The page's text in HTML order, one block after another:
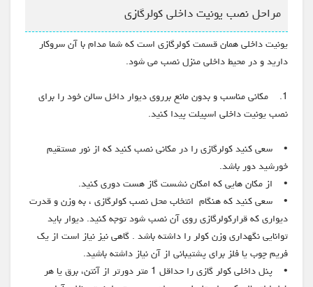
مراحل نصب یونیت داخلی کولرگازی
یونیت داخلی همان قسمت کولرگازی است که شما مدام با آن سروکار
دارید و در محیط داخلی منزل نصب می شود.
1. مکانی مناسب و بدون مانع برروی دیوار داخل سالن خود را برای
نصب یونیت داخلی اسپیلت پیدا کنید.
• سعی کنید کولرگازی را در مکانی نصب کنید که از نور مستقیم
خورشید دور باشد.
• از مکان هایی که امکان نشست گاز هست دوری کنید.
• سعی کنید که هنگام انتخاب محل نصب کولرگازی ، به وزن و قدرت
دیواری که قرارکولرگازی روی آن نصب شود توجه کنید. دیوار باید
توانایی نگهداری وزن کولر را داشته باشد . گاهی نیز نیاز است از یک
فریم چوب یا فلز برای پشتیبانی از آن نیاز داشته باشید.
• پنل داخلی کولر گازی را حداقل 1 متر دورتر از آنتن، برق یا هر